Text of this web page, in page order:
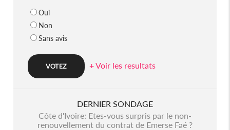
Oui
Non
Sans avis
+ Voir les resultats
DERNIER SONDAGE
Côte d'Ivoire: Etes-vous surpris par le non-
renouvellement du contrat de Emerse Faé ?